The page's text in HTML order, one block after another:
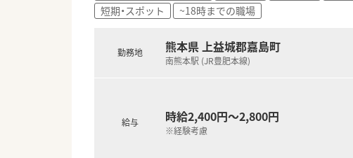
【勤務実態について】
■残業はほとんどなく、発生した場合
■日祝が固定休で、加えてシフトによ
■主な業務内容は調剤、監査、そして
■地域に密着した薬局運営のため、患
■現場の無理のない範囲で在宅医療に
短期・スポット
~18時までの職場
勤務地 熊本県 上益城郡嘉島町
南熊本駅 (JR豊肥本線)
給与 時給2,400円～2,800円
※経験考慮